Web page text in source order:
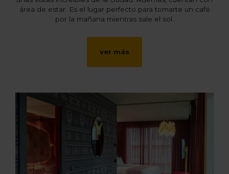
área de estar. Es el lugar perfecto para tomarte un café
por la mañana mientras sale el sol.
ver más